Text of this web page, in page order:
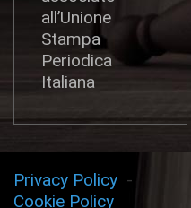
all’Unione
Stampa
Periodica
Italiana
Privacy Policy -
Cookie Policy